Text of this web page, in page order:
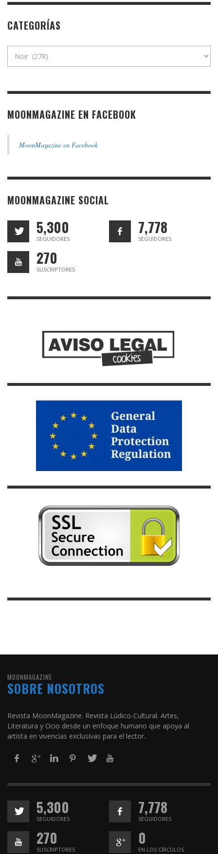
CATEGORÍAS
MOONMAGAZINE EN FACEBOOK
MoonMagazine en Facebook
MOONMAGAZINE SOCIAL
5,300
SEGUIDORES
7,778
SEGUIDORES
270
SUSCRIPTORES
MOONMAGAZINE
SOBRE NOSOTROS
Revista MoonMagazine. Revista Lúdico-Cultural. Artes,
Literatura y Ocio desde un enfoque humano que apoya al
artista en vivencias exclusivas para el lector.
5,300
SEGUIDORES
7,778
SEGUIDORES
270
SUSCRIPTORES
0
EN LOS CÍRCULOS